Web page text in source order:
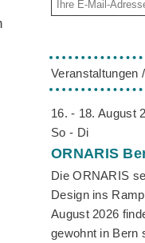
Veranstaltungen
16. - 18. August
So - Di
ORNARIS
Die ORNARIS
Design ins
August 2026
gewohnt in Bern